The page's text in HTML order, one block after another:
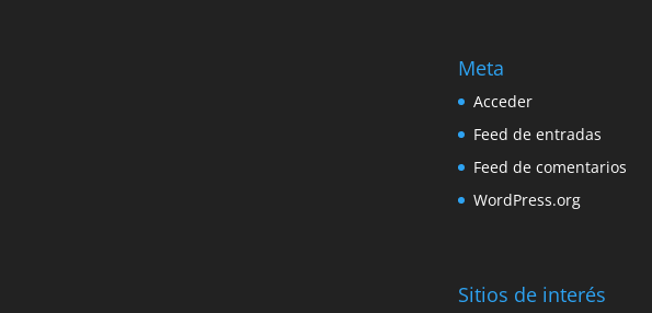
Meta
Acceder
Feed de entradas
Feed de comentarios
WordPress.org
Sitios de interés